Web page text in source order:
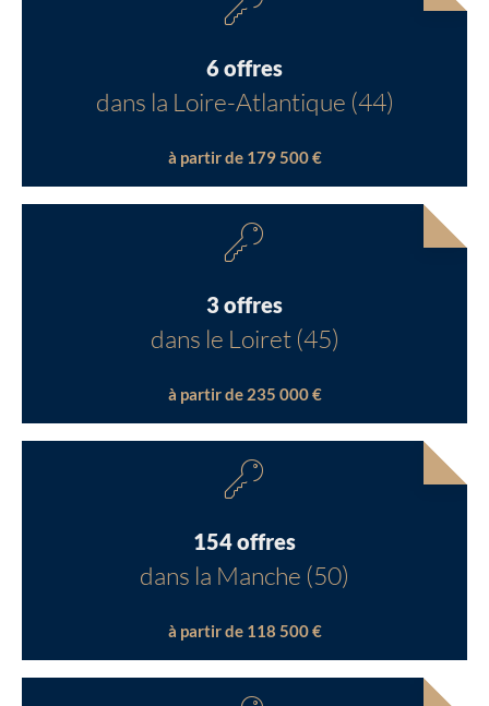
6 offres
dans la Loire-Atlantique (44)
à partir de 179 500 €
3 offres
dans le Loiret (45)
à partir de 235 000 €
154 offres
dans la Manche (50)
à partir de 118 500 €